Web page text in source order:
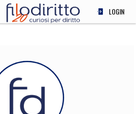
LOGIN
SOCIETÀ
MEDICINA
SCIENZA
STORIA E FILOSOFIA